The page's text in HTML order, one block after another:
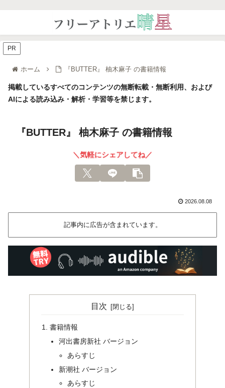
ホーム 『BUTTER』 柚木麻子 の書籍情報
掲載しているすべてのコンテンツの無断転載・無断利用、および
AIによる読み込み・解析・学習等を禁じます。
『BUTTER』 柚木麻子 の書籍情報
＼気軽にシェアしてね／
2026.08.08
記事内に広告が含まれています。
PR
目次
書籍情報
河出書房新社 バージョン
あらすじ
新潮社 バージョン
あらすじ